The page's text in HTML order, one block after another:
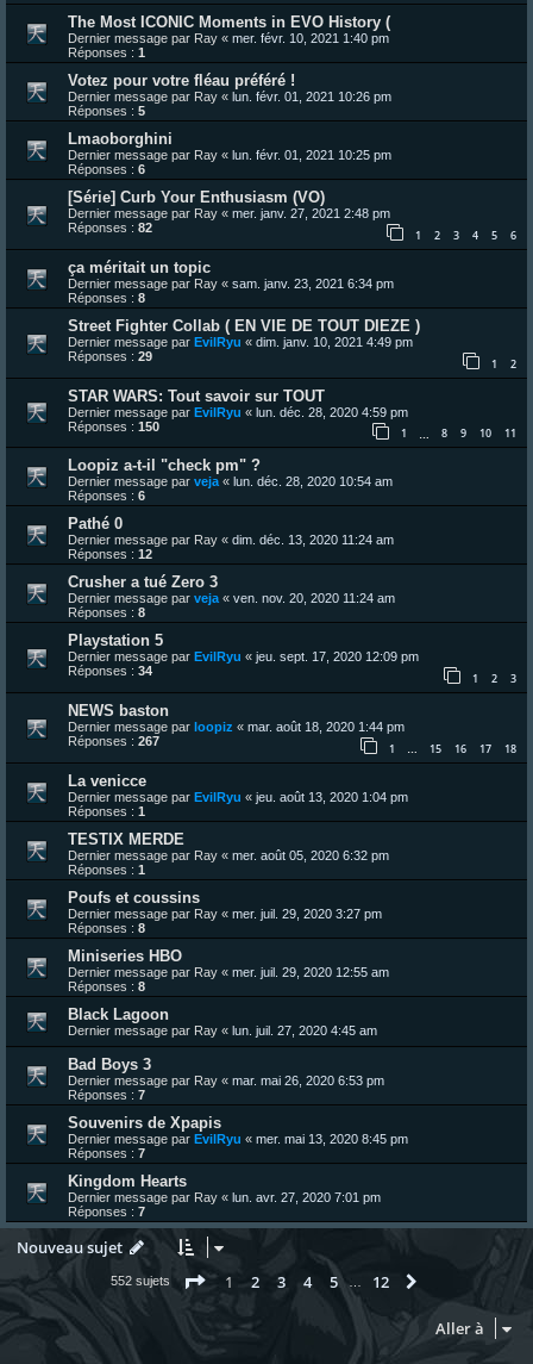
The Most ICONIC Moments in EVO History (
Dernier message par Ray « mer. févr. 10, 2021 1:40 pm
Réponses : 1
Votez pour votre fléau préféré !
Dernier message par Ray « lun. févr. 01, 2021 10:26 pm
Réponses : 5
Lmaoborghini
Dernier message par Ray « lun. févr. 01, 2021 10:25 pm
Réponses : 6
[Série] Curb Your Enthusiasm (VO)
Dernier message par Ray « mer. janv. 27, 2021 2:48 pm
Réponses : 82 1 2 3 4 5 6
ça méritait un topic
Dernier message par Ray « sam. janv. 23, 2021 6:34 pm
Réponses : 8
Street Fighter Collab ( EN VIE DE TOUT DIEZE )
Dernier message par EvilRyu « dim. janv. 10, 2021 4:49 pm
Réponses : 29 1 2
STAR WARS: Tout savoir sur TOUT
Dernier message par EvilRyu « lun. déc. 28, 2020 4:59 pm
Réponses : 150 1 8 9 10 11
Loopiz a-t-il "check pm" ?
Dernier message par veja « lun. déc. 28, 2020 10:54 am
Réponses : 6
Pathé 0
Dernier message par Ray « dim. déc. 13, 2020 11:24 am
Réponses : 12
Crusher a tué Zero 3
Dernier message par veja « ven. nov. 20, 2020 11:24 am
Réponses : 8
Playstation 5
Dernier message par EvilRyu « jeu. sept. 17, 2020 12:09 pm
Réponses : 34 1 2 3
NEWS baston
Dernier message par loopiz « mar. août 18, 2020 1:44 pm
Réponses : 267 1 … 15 16 17 18
La venicce
Dernier message par EvilRyu « jeu. août 13, 2020 1:04 pm
Réponses : 1
TESTIX MERDE
Dernier message par Ray « mer. août 05, 2020 6:32 pm
Réponses : 1
Poufs et coussins
Dernier message par Ray « mer. juil. 29, 2020 3:27 pm
Réponses : 8
Miniseries HBO
Dernier message par Ray « mer. juil. 29, 2020 12:55 am
Réponses : 8
Black Lagoon
Dernier message par Ray « lun. juil. 27, 2020 4:45 am
Bad Boys 3
Dernier message par Ray « mar. mai 26, 2020 6:53 pm
Réponses : 7
Souvenirs de Xpapis
Dernier message par EvilRyu « mer. mai 13, 2020 8:45 pm
Réponses : 7
Kingdom Hearts
Dernier message par Ray « lun. avr. 27, 2020 7:01 pm
Réponses : 7
Nouveau sujet
552 sujets Page 1sur12
1 2 3 4 5 12
Aller à